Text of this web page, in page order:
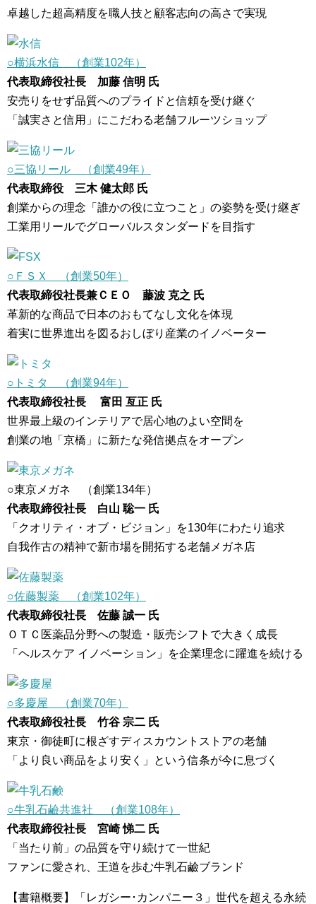
卓越した超高精度を職人技と顧客志向の高さで実現
○横浜水信 （創業102年）
代表取締役社長 加藤 信明 氏
安売りをせず品質へのプライドと信頼を受け継ぐ
「誠実さと信用」にこだわる老舗フルーツショップ
○三協リール （創業49年）
代表取締役 三木 健太郎 氏
創業からの理念「誰かの役に立つこと」の姿勢を受け継ぎ
工業用リールでグローバルスタンダードを目指す
○ＦＳＸ （創業50年）
代表取締役社長兼ＣＥＯ 藤波 克之 氏
革新的な商品で日本のおもてなし文化を体現
着実に世界進出を図るおしぼり産業のイノベーター
○トミタ （創業94年）
代表取締役社長 富田 亙正 氏
世界最上級のインテリアで居心地のよい空間を
創業の地「京橋」に新たな発信拠点をオープン
○東京メガネ （創業134年）
代表取締役社長 白山 聡一 氏
「クオリティ・オブ・ビジョン」を130年にわたり追求
自我作古の精神で新市場を開拓する老舗メガネ店
○佐藤製薬 （創業102年）
代表取締役社長 佐藤 誠一 氏
ＯＴＣ医薬品分野への製造・販売シフトで大きく成長
「ヘルスケア イノベーション」を企業理念に躍進を続ける
○多慶屋 （創業70年）
代表取締役社長 竹谷 宗二 氏
東京・御徒町に根ざすディスカウントストアの老舗
「より良い商品をより安く」という信条が今に息づく
○牛乳石鹼共進社 （創業108年）
代表取締役社長 宮崎 悌二 氏
「当たり前」の品質を守り続けて一世紀
ファンに愛され、王道を歩む牛乳石鹼ブランド
【書籍概要】「レガシー･カンパニー３」世代を超える永続